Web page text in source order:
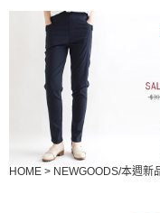
HOME > NEWGOODS/本週新